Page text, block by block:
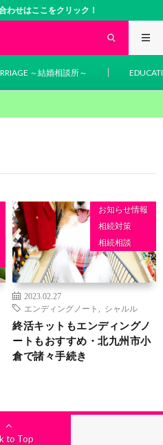
せはここをクリック！
～結婚相談所～
お知らせ情報
相続対策
相続相談
2023.02.27
エンディングノート
シャルル
終活キットもエンディングノ
ートもおすすめ・北九州市小
倉で諸々手続き
to Top